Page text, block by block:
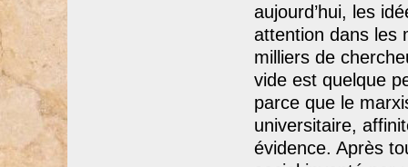
aujourd’hui, les
attention dans les
milliers de
vide est quelque
parce que le
universitaire,
évidence. Après